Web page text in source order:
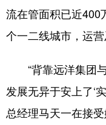
流在管面积已近400
个一二线城市，运营
“背靠远洋集团与
发展无异于安上了‘
总经理马天一在接